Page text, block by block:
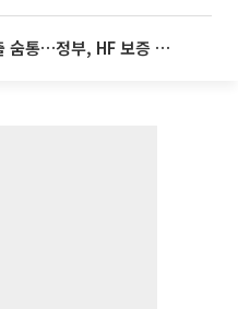
재건축·재개발 이주비 대출 숨통…정부, HF 보증 신설 추진